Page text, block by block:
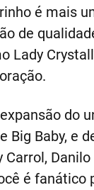
é mais
de
Lady
do
Big Baby, e
é fanático